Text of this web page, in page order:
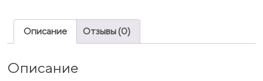
Описание Отзывы (0)
Описание